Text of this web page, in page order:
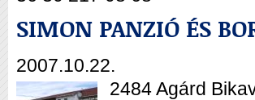
SIMON PANZIÓ ÉS
2007.10.22.
2484 Agárd